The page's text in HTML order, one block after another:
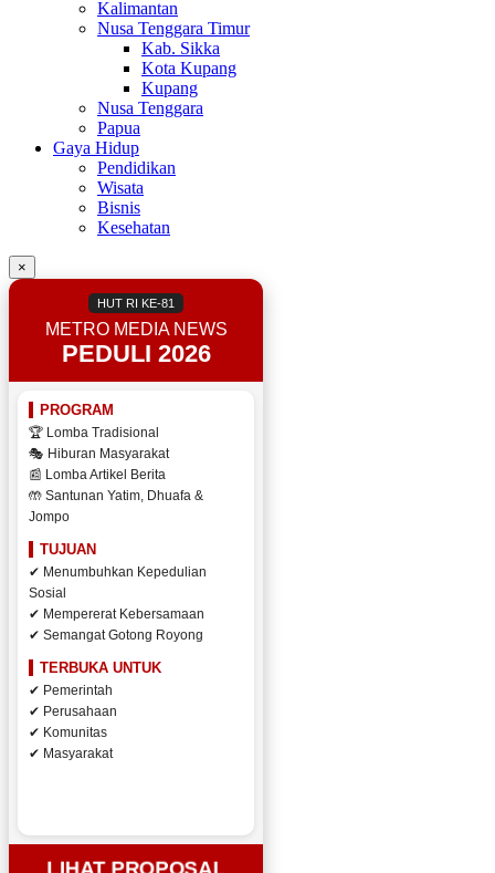
Kalimantan
Nusa Tenggara Timur
Kab. Sikka
Kota Kupang
Kupang
Nusa Tenggara
Papua
Gaya Hidup
Pendidikan
Wisata
Bisnis
Kesehatan
×
HUT RI KE-81
METRO MEDIA NEWS
PEDULI 2026
PROGRAM
🏆 Lomba Tradisional
🎭 Hiburan Masyarakat
📰 Lomba Artikel Berita
🤲 Santunan Yatim, Dhuafa &
Jompo
TUJUAN
✔ Menumbuhkan Kepedulian
Sosial
✔ Mempererat Kebersamaan
✔ Semangat Gotong Royong
TERBUKA UNTUK
✔ Pemerintah
✔ Perusahaan
✔ Komunitas
✔ Masyarakat